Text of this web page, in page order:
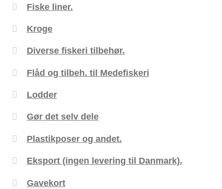
Fiske liner.
Kroge
Diverse fiskeri tilbehør.
Flåd og tilbeh. til Medefiskeri
Lodder
Gør det selv dele
Plastikposer og andet.
Eksport (ingen levering til Danmark).
Gavekort